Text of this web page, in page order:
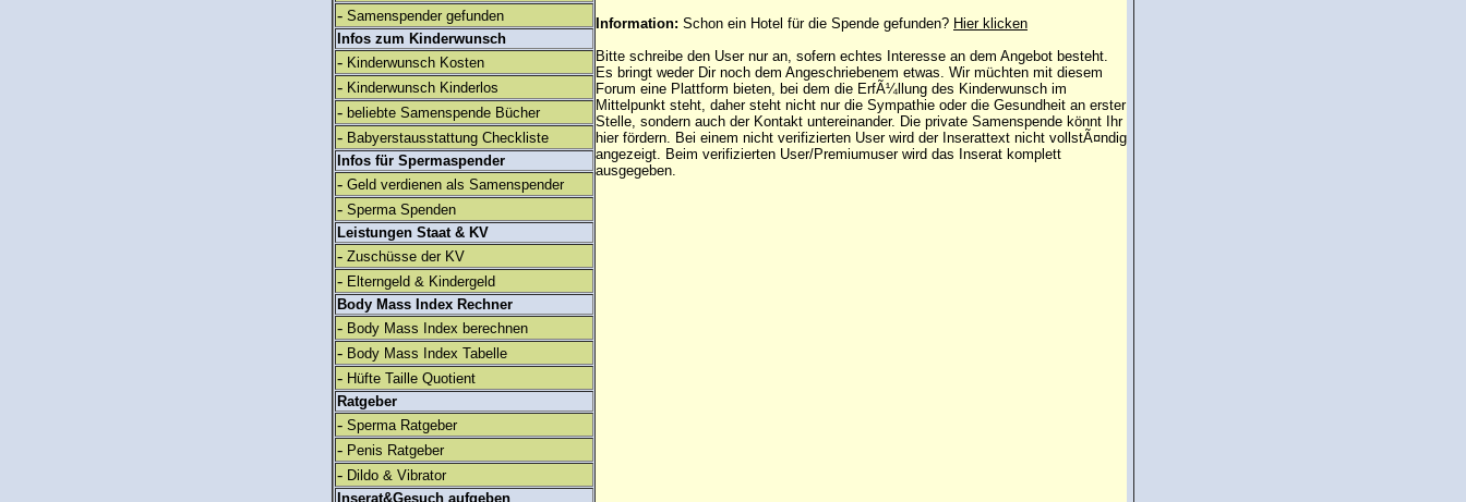
- Samenspender gefunden
Infos zum Kinderwunsch
- Kinderwunsch Kosten
- Kinderwunsch Kinderlos
- beliebte Samenspende Bücher
- Babyerstausstattung Checkliste
Infos für Spermaspender
- Geld verdienen als Samenspender
- Sperma Spenden
Leistungen Staat & KV
- Zuschüsse der KV
- Elterngeld & Kindergeld
Body Mass Index Rechner
- Body Mass Index berechnen
- Body Mass Index Tabelle
- Hüfte Taille Quotient
Ratgeber
- Sperma Ratgeber
- Penis Ratgeber
- Dildo & Vibrator
Inserat&Gesuch aufgeben
Information: Schon ein Hotel für die Spende gefunden? Hier klicken
Bitte schreibe den User nur an, sofern echtes Interesse an dem Angebot besteht.
Es bringt weder Dir noch dem Angeschriebenem etwas. Wir müchten mit diesem
Forum eine Plattform bieten, bei dem die ErfÃ¼llung des Kinderwunsch im
Mittelpunkt steht, daher steht nicht nur die Sympathie oder die Gesundheit an erster
Stelle, sondern auch der Kontakt untereinander. Die private Samenspende könnt Ihr
hier fördern. Bei einem nicht verifizierten User wird der Inserattext nicht vollstÃ¤ndig
angezeigt. Beim verifizierten User/Premiumuserwird das Inserat komplett
ausgegeben.